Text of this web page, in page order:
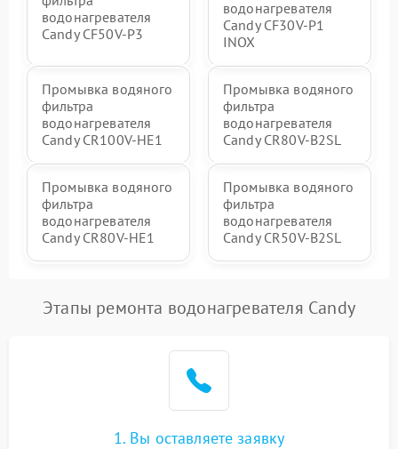
водонагревателя
Candy CF50V-P3
водонагревателя
Candy CF30V-P1
INOX
Промывка водяного
фильтра
водонагревателя
Candy CR100V-HE1
Промывка водяного
фильтра
водонагревателя
Candy CR80V-B2SL
Промывка водяного
фильтра
водонагревателя
Candy CR80V-HE1
Промывка водяного
фильтра
водонагревателя
Candy CR50V-B2SL
Этапы ремонта водонагревателя Candy
1. Вы оставляете заявку